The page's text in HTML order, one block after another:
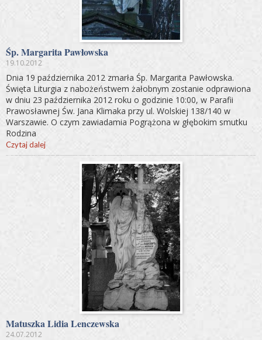
Śp. Margarita Pawłowska
19.10.2012
Dnia 19 października 2012 zmarła Śp. Margarita Pawłowska.
Święta Liturgia z nabożeństwem żałobnym zostanie odprawiona
w dniu 23 października 2012 roku o godzinie 10:00, w Parafii
Prawosławnej Św. Jana Klimaka przy ul. Wolskiej 138/140 w
Warszawie. O czym zawiadamia Pogrążona w głębokim smutku
Rodzina
Czytaj dalej
Matuszka Lidia Lenczewska
24.07.2012